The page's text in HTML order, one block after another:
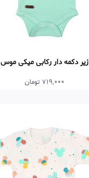
زیر دکمه دار رکابی میکی موس
719,000 تومان